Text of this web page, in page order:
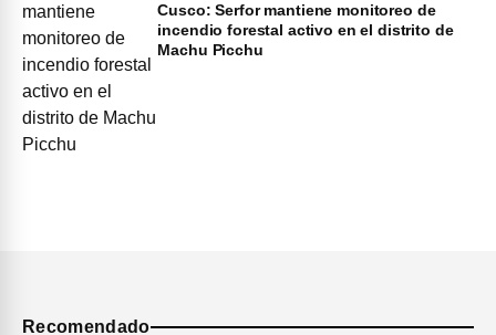
Cusco: Serfor mantiene monitoreo de
incendio forestal activo en el distrito de
Machu Picchu
Recomendado